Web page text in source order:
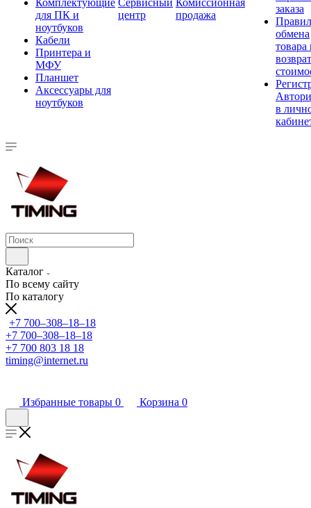
Комплектующие
для ПК и
ноутбуков
Кабели
Принтера и
МФУ
Планшет
Аксессуары для
ноутбуков
Сервисный
центр
Комиссионная
продажа
заказа
обмена
товара
в
Каталог
По всему сайту
По каталогу
+7 700‒308‒18‒18
+7 700‒308‒18‒18
+7 700 803 18 18
timing@internet.ru
Избранные товары 0 Корзина 0